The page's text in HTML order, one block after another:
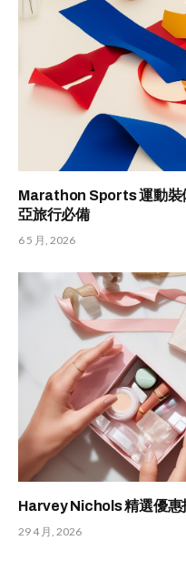
Marathon Sports 運動裝
亞旅行必備
6 5 月, 2026
Harvey Nichols 精選優惠
29 4 月, 2026